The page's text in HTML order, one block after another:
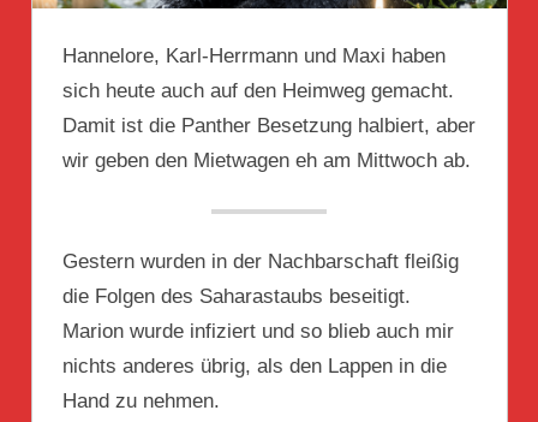
Hannelore, Karl-Herrmann und Maxi haben
sich heute auch auf den Heimweg gemacht.
Damit ist die Panther Besetzung halbiert, aber
wir geben den Mietwagen eh am Mittwoch ab.
Gestern wurden in der Nachbarschaft fleißig
die Folgen des Saharastaubs beseitigt.
Marion wurde infiziert und so blieb auch mir
nichts anderes übrig, als den Lappen in die
Hand zu nehmen.